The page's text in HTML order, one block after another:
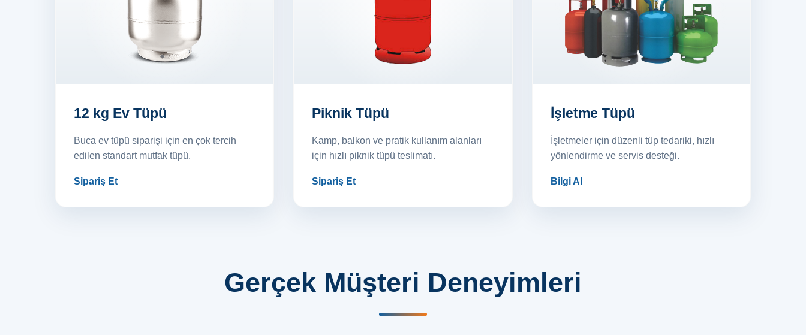
12 kg Ev Tüpü
Buca ev tüpü siparişi için en çok tercih
edilen standart mutfak tüpü.
Sipariş Et
Piknik Tüpü
Kamp, balkon ve pratik kullanım alanları
için hızlı piknik tüpü teslimatı.
Sipariş Et
İşletme Tüpü
İşletmeler için düzenli tüp tedariki, hızlı
yönlendirme ve servis desteği.
Bilgi Al
Gerçek Müşteri Deneyimleri